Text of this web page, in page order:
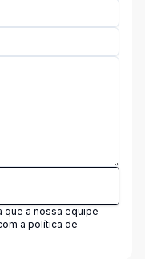
que a nossa equipe
a política de